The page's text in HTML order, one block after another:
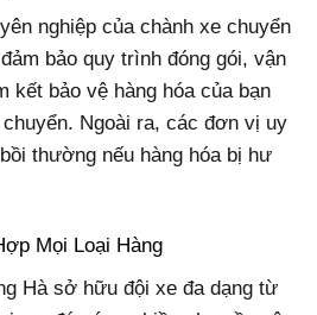
nghiệp của chành xe chuyển
bảo quy trình đóng gói, vận
kết bảo vệ hàng hóa của bạn
Ngoài ra, các đơn vị uy
thường nếu hàng hóa bị hư
Mọi Loại Hàng
Hà sở hữu đội xe đa dạng từ